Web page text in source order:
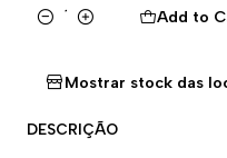
Quantity
Add to
Mostrar stock das
DESCRIÇÃO